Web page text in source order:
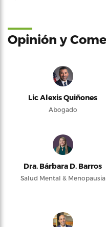
Opinión y
Lic Alexis Quiñones
Abogado
Dra. Bárbara D. Barros
Salud Mental & Menopausia